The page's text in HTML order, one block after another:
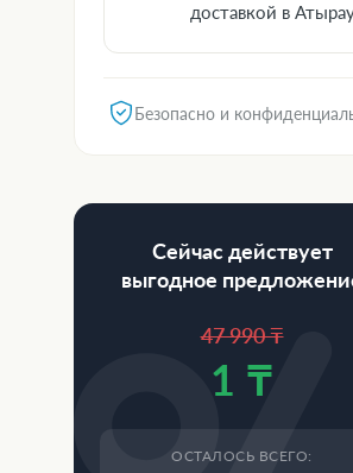
доставкой в
Безопасно и
Сейчас действует
выгодное
47 990 ₸
1 ₸
ОСТАЛОСЬ ВСЕГО: